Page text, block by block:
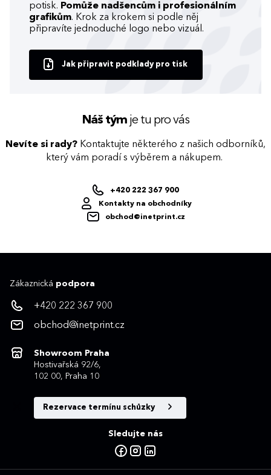
potisk. Pomůže nadšencům i profesionálním
grafikům. Krok za krokem si podle něj
připravíte jednoduché logo nebo vizuál.
Jak připravit podklady pro tisk
Náš týmje tu pro vás
Nevíte si rady? Kontaktujte některého z našich odborníků,
který vám poradí s výběrem a nákupem.
+420 222 367 900
Kontakty na obchodníky
obchod@inetprint.cz
Zákaznická podpora
+420 222 367 900
obchod@inetprint.cz
Showroom Praha
Hostivařská 92/6,
102 00, Praha 10
Rezervace termínu schůzky
Sledujte nás